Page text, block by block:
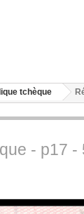
tchèque
- p17